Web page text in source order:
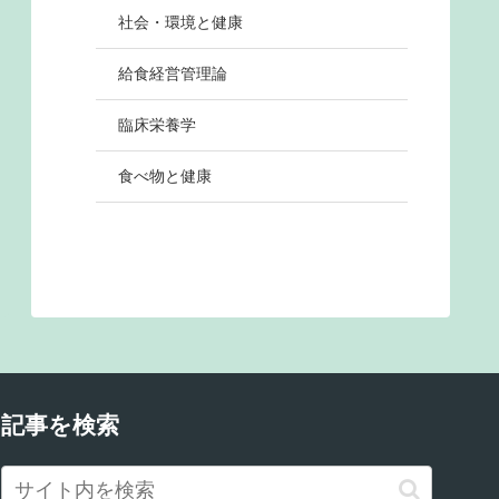
社会・環境と健康
給食経営管理論
臨床栄養学
食べ物と健康
記事を検索